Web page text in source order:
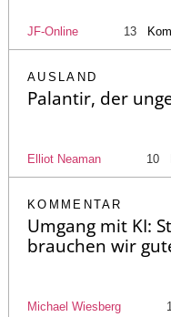
JF-Online 13
AUSLAND
Palantir, der
Elliot Neaman 10
KOMMENTAR
Umgang mit KI:
brauchen wir
Michael Wiesberg